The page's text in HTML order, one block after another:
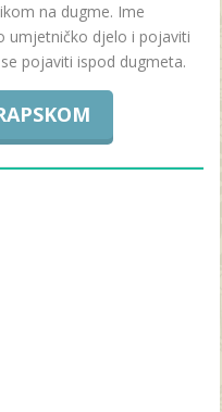
na dugme. Ime
umjetničko djelo i pojaviti
pojaviti ispod dugmeta.